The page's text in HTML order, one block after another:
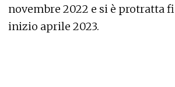
novembre 2022 e si è protratta
inizio aprile 2023.